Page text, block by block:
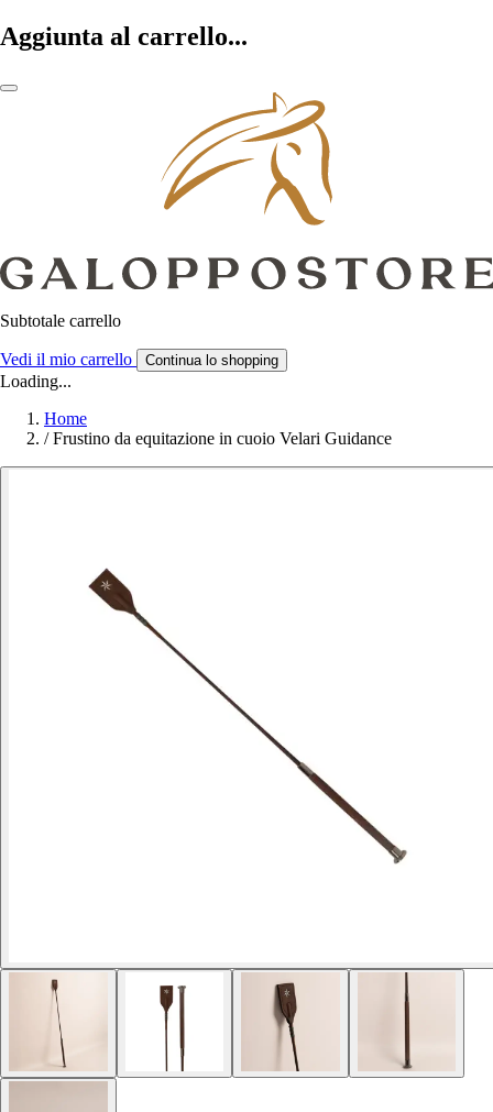
Aggiunta al carrello...
Subtotale carrello
Vedi il mio carrello Continua lo shopping
Loading...
Home
/ Frustino da equitazione in cuoio Velari Guidance